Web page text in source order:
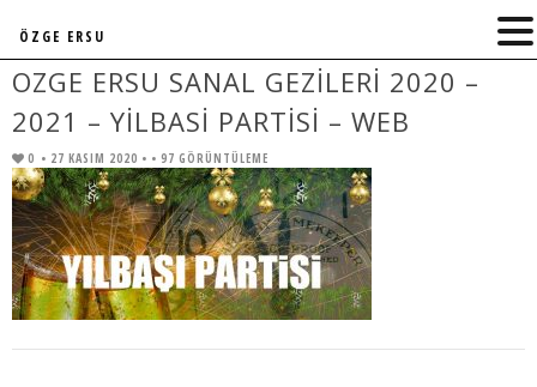
OZGE ERSU SANAL GEZILERI 2020 –
2021 – YILBASI PARTISI – WEB
0 • 27 KASIM 2020 • • 97 GÖRÜNTÜLEME
ÖZGE ERSU